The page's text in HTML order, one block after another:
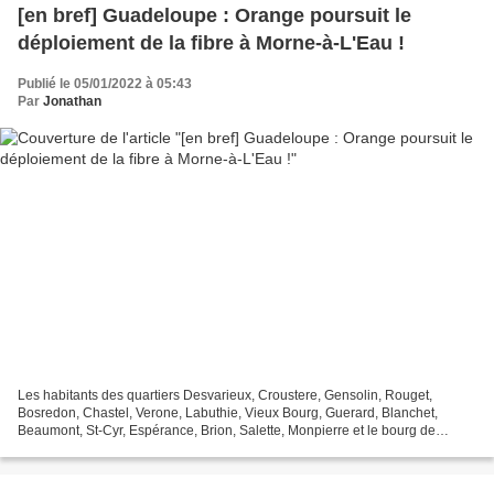
[en bref] Guadeloupe : Orange poursuit le
déploiement de la fibre à Morne-à-L'Eau !
Publié le 05/01/2022 à 05:43
Par Jonathan
Les habitants des quartiers Desvarieux, Croustere, Gensolin, Rouget,
Bosredon, Chastel, Verone, Labuthie, Vieux Bourg, Guerard, Blanchet,
Beaumont, St-Cyr, Espérance, Brion, Salette, Monpierre et le bourg de